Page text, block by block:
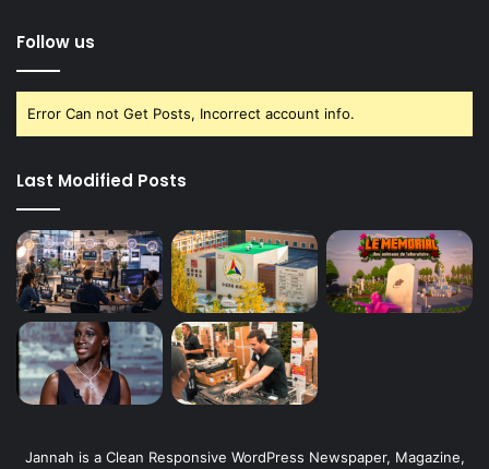
Follow us
Error Can not Get Posts, Incorrect account info.
Last Modified Posts
Jannah is a Clean Responsive WordPress Newspaper, Magazine,